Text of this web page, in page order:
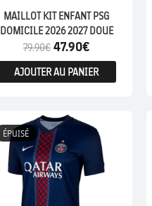
MAILLOT KIT ENFANT PSG
DOMICILE 2026 2027 DOUE
79.90€ 47.90€
AJOUTER AU PANIER
ÉPUISÉ